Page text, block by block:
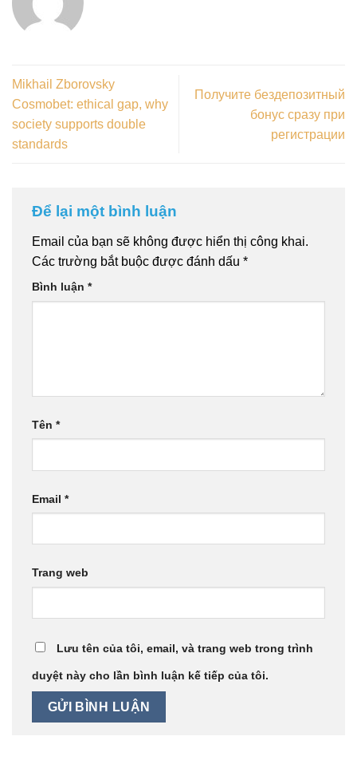
Mikhail Zborovsky
Cosmobet: ethical gap, why
society supports double
standards
Получите бездепозитный
бонус сразу при
регистрации
Để lại một bình luận
Email của bạn sẽ không được hiển thị công khai.
Các trường bắt buộc được đánh dấu *
Bình luận *
Tên *
Email *
Trang web
Lưu tên của tôi, email, và trang web trong trình
duyệt này cho lần bình luận kế tiếp của tôi.